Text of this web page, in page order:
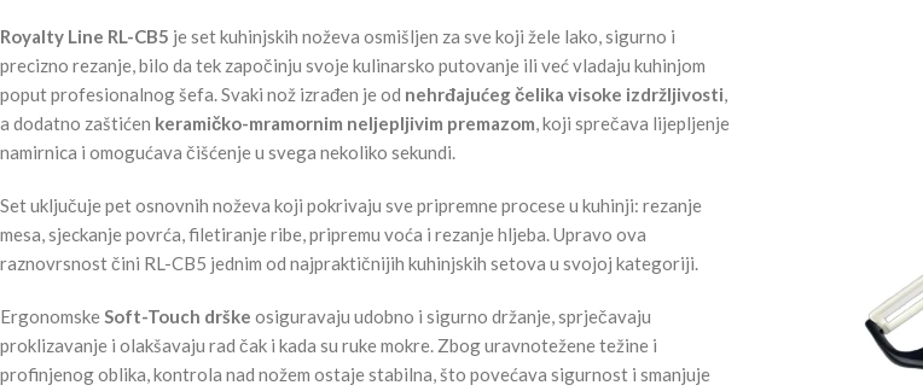
Royalty Line RL-CB5 je set kuhinjskih noževa osmišljen za sve koji žele lako, sigurno i
precizno rezanje, bilo da tek započinju svoje kulinarsko putovanje ili već vladaju kuhinjom
poput profesionalnog šefa. Svaki nož izrađen je od nehrđajućeg čelika visoke izdržljivosti,
a dodatno zaštićen keramičko-mramornim neljepljivim premazom, koji sprečava lijepljenje
namirnica i omogućava čišćenje u svega nekoliko sekundi.
Set uključuje pet osnovnih noževa koji pokrivaju sve pripremne procese u kuhinji: rezanje
mesa, sjeckanje povrća, filetiranje ribe, pripremu voća i rezanje hljeba. Upravo ova
raznovrsnost čini RL-CB5 jednim od najpraktičnijih kuhinjskih setova u svojoj kategoriji.
ErgonomskeSoft-Touch drške osiguravaju udobno i sigurno držanje, sprječavaju
proklizavanje i olakšavaju rad čak i kada su ruke mokre. Zbog uravnotežene težine i
profinjenog oblika, kontrola nad nožem ostaje stabilna, što povećava sigurnost i smanjuje